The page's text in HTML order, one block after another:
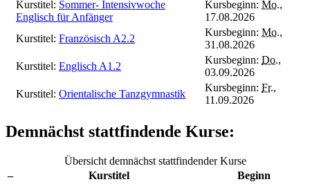
Kurstitel: Sommer- Intensivwoche
Englisch für Anfänger
Kursbeginn: Mo.,
17.08.2026
Kurstitel: Französisch A2.2
Kursbeginn: Mo.,
31.08.2026
Kurstitel: Englisch A1.2
Kursbeginn: Do.,
03.09.2026
Kurstitel: Orientalische Tanzgymnastik
Kursbeginn: Fr.,
11.09.2026
Demnächst stattfindende Kurse:
Übersicht demnächst stattfindender Kurse
–
Kurstitel
Beginn